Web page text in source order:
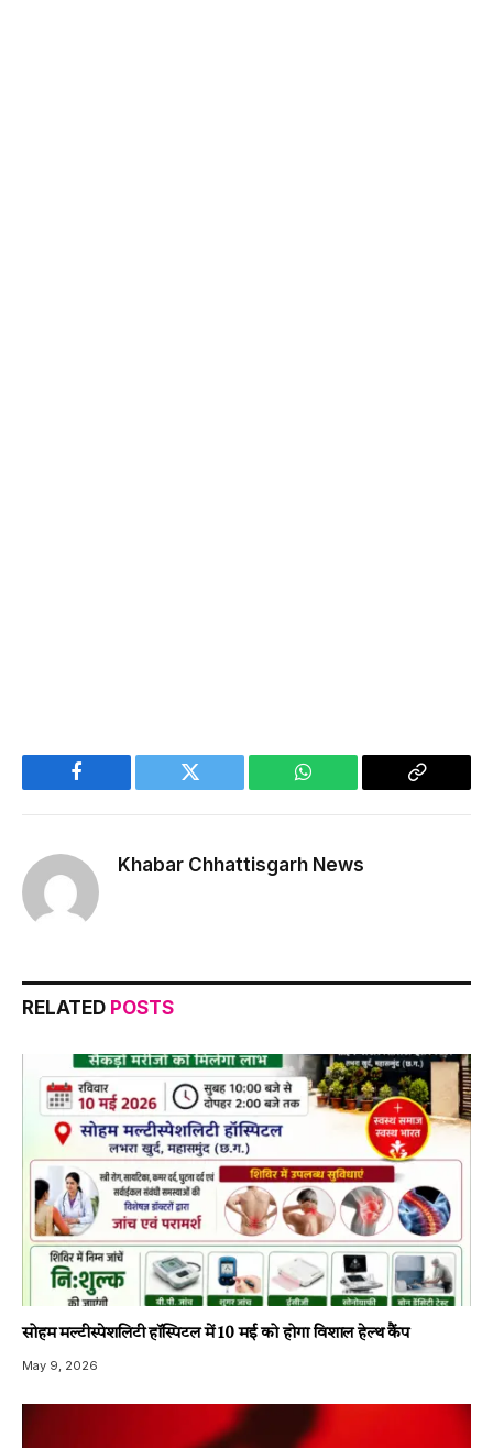
Facebook Twitter WhatsApp
Copy
Khabar Chhattisgarh News
RELATED POSTS
सोहम मल्टीस्पेशलिटी हॉस्पिटल में 10 मई को होगा विशाल हेल्थ कैंप
May 9, 2026